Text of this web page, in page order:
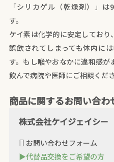
「シリカゲル（乾燥剤）」
す。
ケイ素は化学的に安定してお
誤飲されてしまっても体内に
す。もし喉やおなかに違和感
飲んで病院や医師にご相談くださ
商品に関するお問い合わ
株式会社ケイジェイシー
お問い合わせフォーム
▶代替品交換をご希望の方